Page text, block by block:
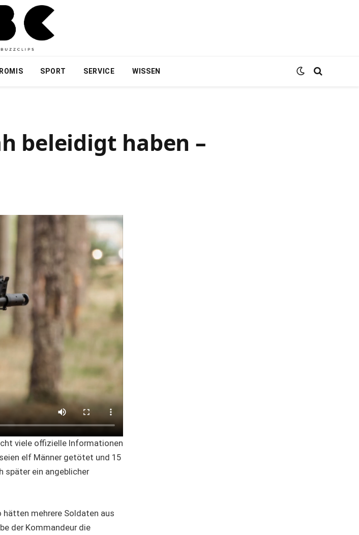
SPORT SERVICE WISSEN
beleidigt haben –
viele offizielle Informationen
elf Männer getötet und 15
später ein angeblicher
hätten mehrere Soldaten aus
der Kommandeur die